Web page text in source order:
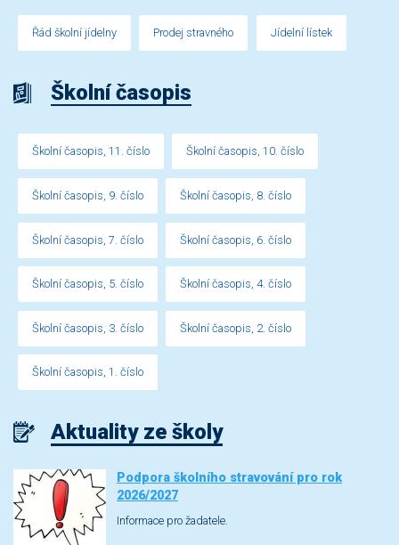
Řád školní jídelny Prodej stravného Jídelní lístek
Školní časopis
Školní časopis, 11. číslo Školní časopis, 10. číslo
Školní časopis, 9. číslo Školní časopis, 8. číslo
Školní časopis, 7. číslo Školní časopis, 6. číslo
Školní časopis, 5. číslo Školní časopis, 4. číslo
Školní časopis, 3. číslo Školní časopis, 2. číslo
Školní časopis, 1. číslo
Aktuality ze školy
Podpora školního stravování pro rok
2026/2027
Informace pro žadatele.